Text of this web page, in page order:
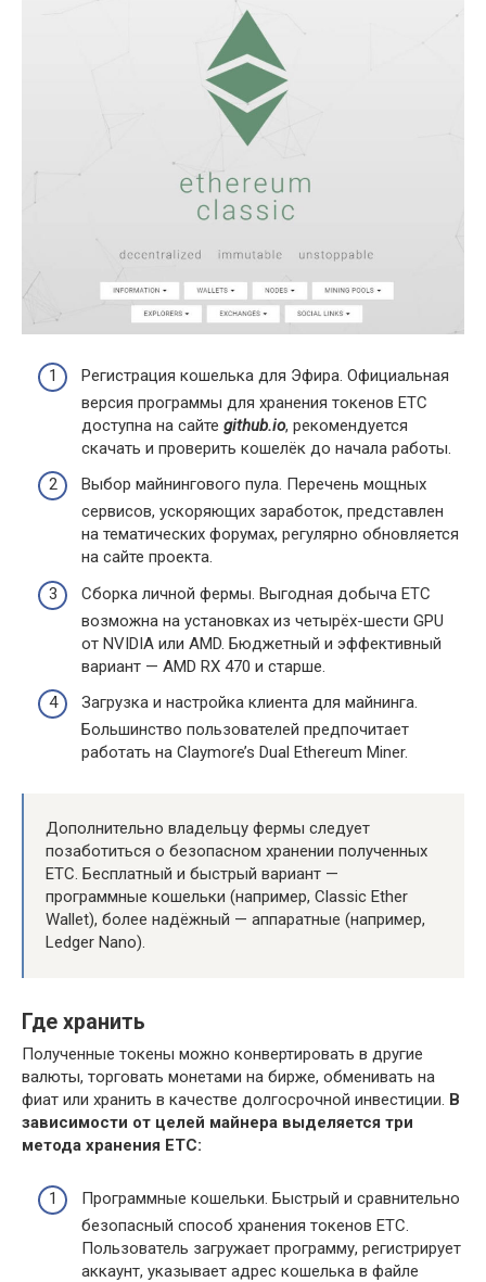
Регистрация кошелька для Эфира. Официальная
версия программы для хранения токенов ETC
доступна на сайте github.io, рекомендуется
скачать и проверить кошелёк до начала работы.
Выбор майнингового пула. Перечень мощных
сервисов, ускоряющих заработок, представлен
на тематических форумах, регулярно обновляется
на сайте проекта.
Сборка личной фермы. Выгодная добыча ETC
возможна на установках из четырёх-шести GPU
от NVIDIA или AMD. Бюджетный и эффективный
вариант — AMD RX 470 и старше.
Загрузка и настройка клиента для майнинга.
Большинство пользователей предпочитает
работать на Claymore’s Dual Ethereum Miner.
Дополнительно владельцу фермы следует
позаботиться о безопасном хранении полученных
ETC. Бесплатный и быстрый вариант —
программные кошельки (например, Classic Ether
Wallet), более надёжный — аппаратные (например,
Ledger Nano).
Где хранить
Полученные токены можно конвертировать в другие
валюты, торговать монетами на бирже, обменивать на
фиат или хранить в качестве долгосрочной инвестиции. В
зависимости от целей майнера выделяется три
метода хранения ETC:
Программные кошельки. Быстрый и сравнительно
безопасный способ хранения токенов ETC.
Пользователь загружает программу, регистрирует
аккаунт, указывает адрес кошелька в файле